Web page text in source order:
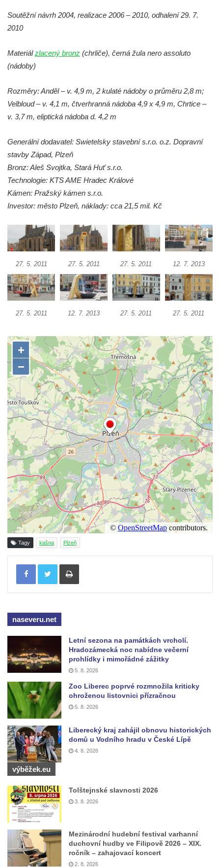
Kašna Rusalka ve Smetanových sadech v
Kopeckého sadech v Plzni
Kašna Pocta baroku na náměstí T. G. M. v
Kašna na náměstí Svobody ve Vodňanech
náměstí v Trutnově
Kašna Hygie na budově radnice na Horním
náměstí v Olomouci
Herkulova kašna na Horním náměstí v
Olomouci
Jupiterova kašna na Dolním náměstí v
Olomouci
Kašna na Masarykově náměstí ve Vyškově
Hodoníně
Kašna Ptačí napajedlo na Lázeňském
náměstí v Teplicích
Kašna v parku na Lázeňském náměstí u
Fontána Pampeliška v parku u Císařských
lázní v Teplicích
Kašna na Laubeho náměstí u Císařských
lázní v Teplicích
Porcelánová kašna na křižovatce u
Krušnohorského divadla v Teplicích
Porcelánová fontána v areálu Českého
porcelánu v Dubí
Kašna v parku před kostelem
Neposkvrněného početí Panny Marie v
Dubí
Kašna na nádvoří Tereziných lázní v Dubí
Kašna u Nerudovy studánky v Běhánkách
Vodní kaskáda pod schodištěm u jižní
terasní zdí v zámeckém parku v
Libochovicích
Kašna pod jižní terasní zdí v zámeckém
parku v Libochovicích
Kašna v zámeckém parku v Libochovicích
Libochovicích
Kašna na Mírovém náměstí u kostela
svatého Václava v Budyni nad Ohří
Kašna na Říhovo náměstí v Budyni nad
Kašna v lázeňském parku u ulice Lázeňská
ve Mšeném-lázně
Kašna před pavilonem Říp v lázeňském
parku ve Mšeném-lázně
Jezírko s vodotryskem v Zámeckém parku v
Litvínově
Kašna na Masarykově náměstí v Litvínově
Kašna „Hlavy“ před Magistrátem v Teplicích
Kašna na náměstí Tomáše Garrigue
Masaryka ve Vejprtech
Fontána před kolonádou Rudolfova a
Karolinina pramene v Mariánských Lázních
Zpívající fontána v Mariánských Lázních
Soutěžní návrh 2004, realizace 2006 – 2010, odhalení 29. 7.
2010
Materiálzlacený bronz (chrliče), černá žula nero assoluto
(nádoby)
Rozměry: Anděl – v. 4,9 m, 2 kulaté nádoby o průměru 2,8 m;
Velbloud – v. 4,1 m, čtverhranná nádoba 4,9 x 4,9 m, Chrtice –
v. 3,7 m, eliptická nádoba d. 4,2 m
Generální dodavatel: Swietelsky stavební s.r.o. o.z. Dopravní
stavby Západ, Plzeň
Bronz: Aleš Svojtka, Stará Huť s.r.o.
Technologie: KTS AME Hradec Králové
Kámen: Pražský kámen s.r.o.
Investor: město Plzeň, náklady: cca 21,5 mil. Kč
27. 5. 2011 27. 5. 2011 27. 5. 2011 12. 7. 2013
27. 5. 2011 12. 7. 2013 27. 5. 2011 27. 5. 2011
Tagy kašna Plzeň
Tisknout
naseveru.net
Letní sezona na památkách vrcholí.
Hradozámecká noc nabídne večerní
prohlídky i mimořádné zážitky
5. 8. 2026
Zoo Liberec poprvé rozmnožila kriticky
ohroženou listovnici přízračnou
5. 8. 2026
Liberecký kraj zahájil obnovu historických
domů u Vodního hradu v České Lípě
4. 8. 2026
výběžek.eu
Tolštejnské slavnosti 2026
3. 8. 2026
Mezinárodní hudební festival varhanní
duchovní hudby ve Filipově 2026 – XIX.
ročník – zahajovací koncert
2. 8. 2026